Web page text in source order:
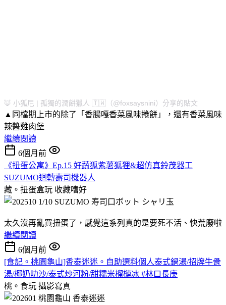
🦊 小狐尼 | 孤獨的潤餅獵人 🇹🇼（@foxsaysnini）分享的貼文
▲同檔期上市的除了「香腸嘎香菜風味捲餅」，還有香菜風味
辣醬雞肉堡
繼續閱讀
6個月前
《扭蛋公寓》Ep.15 好蔬狐紫薯狐狸&超仿真鈴茂器工
SUZUMO迴轉壽司機器人
藏。扭蛋盒玩 收藏嗜好
太久沒再亂買扭蛋了，感覺這系列真的是要死不活、快荒廢啦
繼續閱讀
6個月前
[食記。桃園龜山]香泰迷迷。自助選料個人泰式鍋湯/招牌牛骨
湯/椰奶叻沙/泰式炒河粉/甜糯米榴槤冰 #林口長庚
桃。食玩 攝影寫真